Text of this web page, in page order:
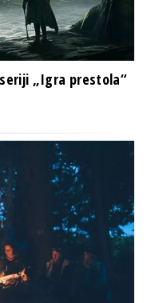
„Igra prestola“